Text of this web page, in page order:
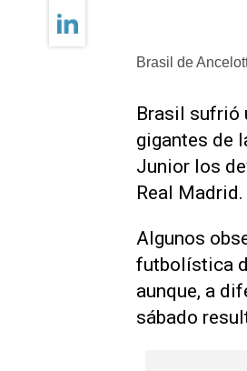
Brasil de
Brasil sufrió
gigantes de
Junior los
Real Madrid.
Algunos
futbolística
aunque, a
sábado